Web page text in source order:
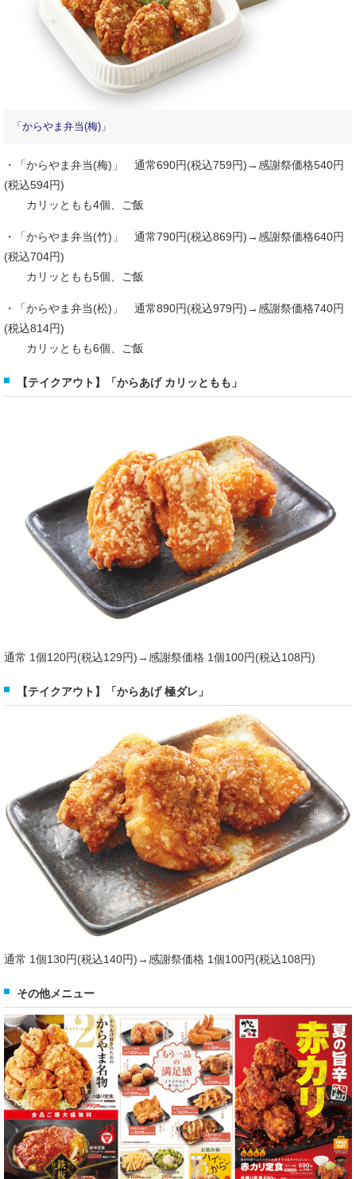
「からやま弁当(梅)」
・「からやま弁当(梅)」 通常690円(税込759円)→感謝祭価格540円
(税込594円)
カリッともも4個、ご飯
・「からやま弁当(竹)」 通常790円(税込869円)→感謝祭価格640円
(税込704円)
カリッともも5個、ご飯
・「からやま弁当(松)」 通常890円(税込979円)→感謝祭価格740円
(税込814円)
カリッともも6個、ご飯
【テイクアウト】「からあげ カリッともも」
通常 1個120円(税込129円)→感謝祭価格 1個100円(税込108円)
【テイクアウト】「からあげ 極ダレ」
通常 1個130円(税込140円)→感謝祭価格 1個100円(税込108円)
その他メニュー